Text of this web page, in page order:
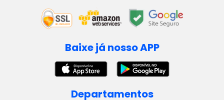
Baixe já nosso APP
Departamentos